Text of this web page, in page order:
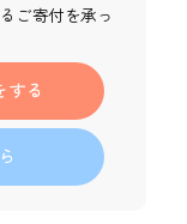
ご寄付を承っ
する